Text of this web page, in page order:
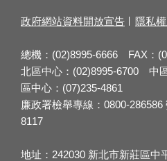
政府網站資料開放宣告 隱私
總機：(02)8995-6666 FAX：
北區中心：(02)8995-6700 中
區中心：(07)235-4861
廉政署檢舉專線：0800-
8117
地址：242030 新北市新莊區中